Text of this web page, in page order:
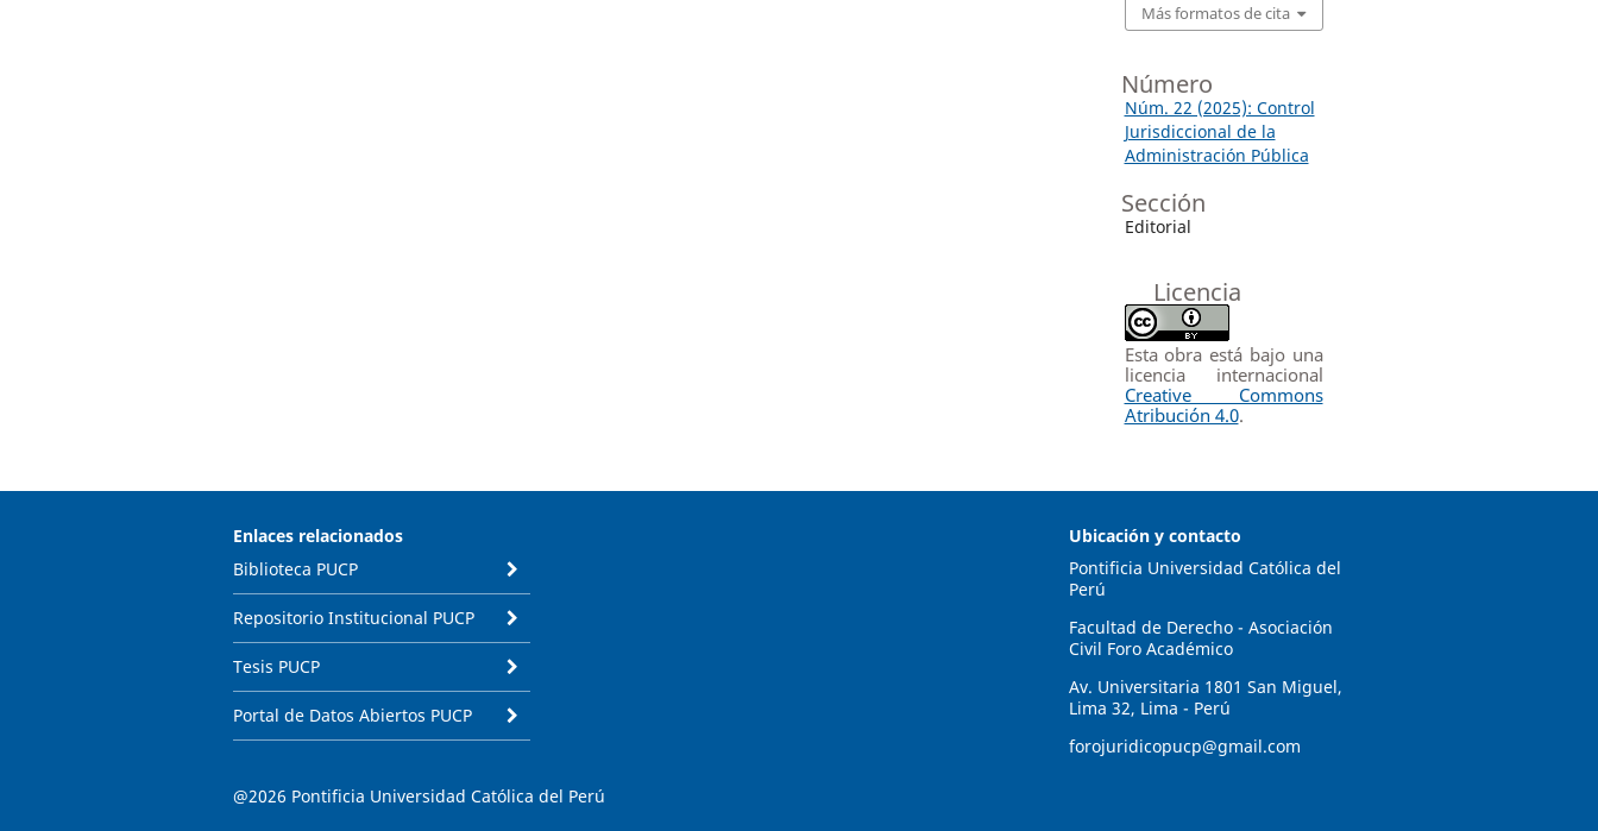
Más formatos de cita
Número
Núm. 22 (2025): Control
Jurisdiccional de la
Administración Pública
Sección
Editorial
Licencia
Esta obra está bajo una
licencia internacional
Creative Commons
Atribución 4.0.
Enlaces relacionados
Biblioteca PUCP
Repositorio Institucional PUCP
Tesis PUCP
Portal de Datos Abiertos PUCP
Ubicación y contacto
Pontificia Universidad Católica del
Perú
Facultad de Derecho - Asociación
Civil Foro Académico
Av. Universitaria 1801 San Miguel,
Lima 32, Lima - Perú
forojuridicopucp@gmail.com
@2026 Pontificia Universidad Católica del Perú